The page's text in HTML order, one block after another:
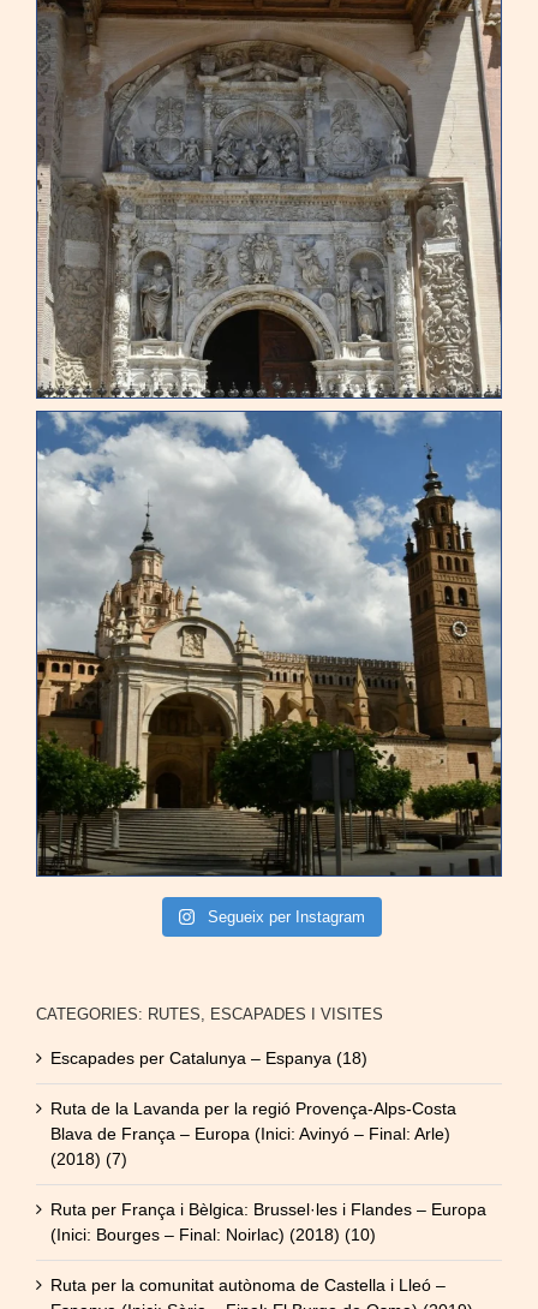
Segueix per Instagram
CATEGORIES: RUTES, ESCAPADES I VISITES
Escapades per Catalunya – Espanya (18)
Ruta de la Lavanda per la regió Provença-Alps-Costa
Blava de França – Europa (Inici: Avinyó – Final: Arle)
(2018) (7)
Ruta per França i Bèlgica: Brussel·les i Flandes – Europa
(Inici: Bourges – Final: Noirlac) (2018) (10)
Ruta per la comunitat autònoma de Castella i Lleó –